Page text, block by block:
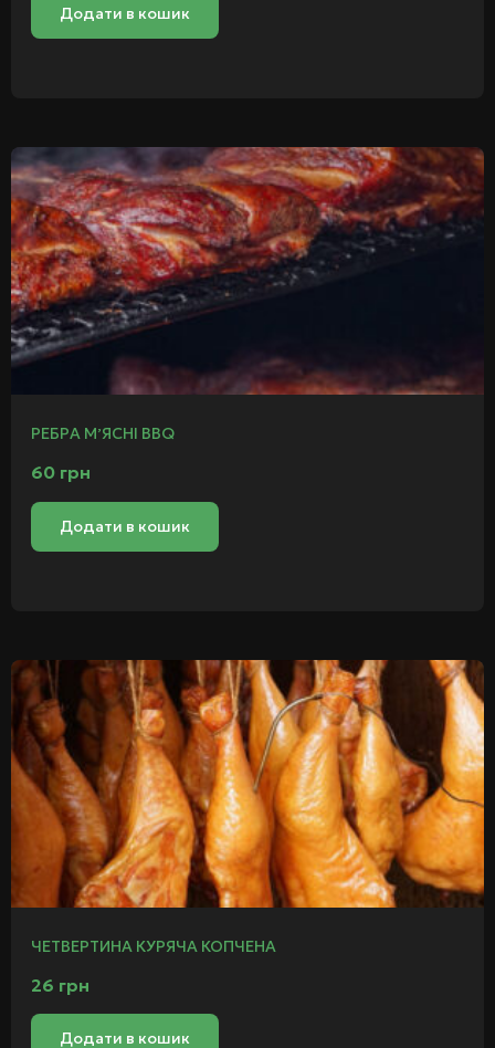
Додати в кошик
РЕБРА МʼЯСНІ BBQ
60 грн
Додати в кошик
ЧЕТВЕРТИНА КУРЯЧА КОПЧЕНА
26 грн
Додати в кошик